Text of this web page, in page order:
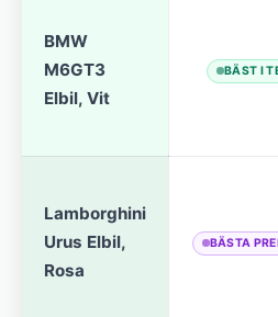
BMW
M6GT3
Elbil, Vit
BÄST I
Lamborghini
Urus Elbil,
Rosa
BÄSTA